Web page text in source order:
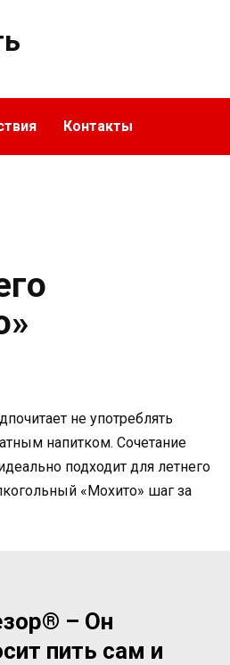
Контакты
не употреблять
напитком. Сочетание
подходит для летнего
«Мохито» шаг за
– Он
пить сам и